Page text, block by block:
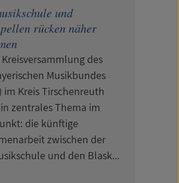
und
rücken näher
des
Musikbundes
im Kreis Tirschenreuth
zentrales Thema im
die künftige
zwischen der
und den Blask...